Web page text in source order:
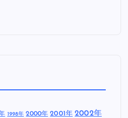
1998年 2000年 2001年 2002年